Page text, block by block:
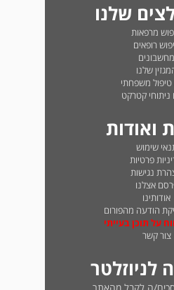
שלנו
מרפאות
רופאים
מחשבונים
שלנו
טיפול משפחתי
ניתוחי קטרקט
ואודות
שימוש
פרטיות
נגישות
אצלנו
אודותינו
הודעה מהפורום
על תוכן בעייתי
צור קשר
לניוזלטר